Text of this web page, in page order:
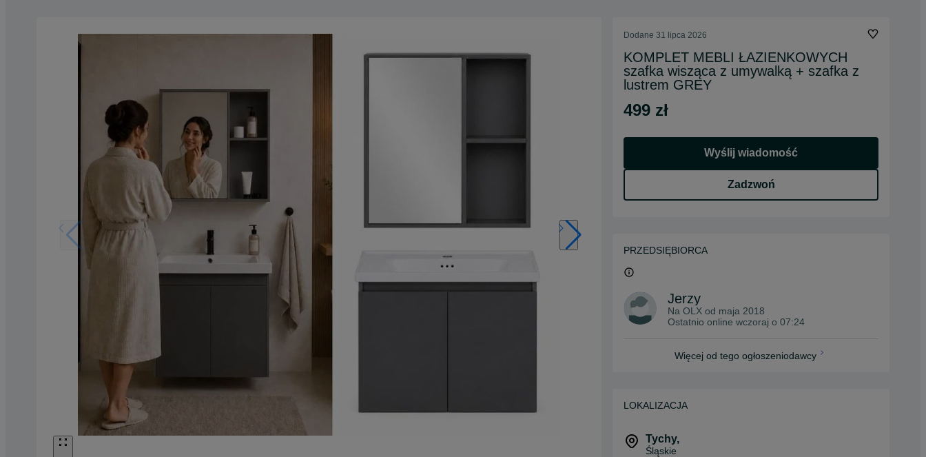
Dodane 31 lipca 2026
KOMPLET MEBLI ŁAZIENKOWYCH
szafka wisząca z umywalką + szafka z
lustrem GREY
499 zł
Wyślij wiadomość
Zadzwoń
PRZEDSIĘBIORCA
Jerzy
Na OLX od maja 2018
Ostatnio online wczoraj o 07:24
Więcej od tego ogłoszeniodawcy
LOKALIZACJA
Tychy,
Śląskie